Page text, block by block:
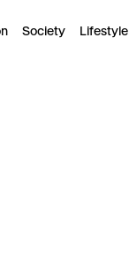
Society Lifestyle